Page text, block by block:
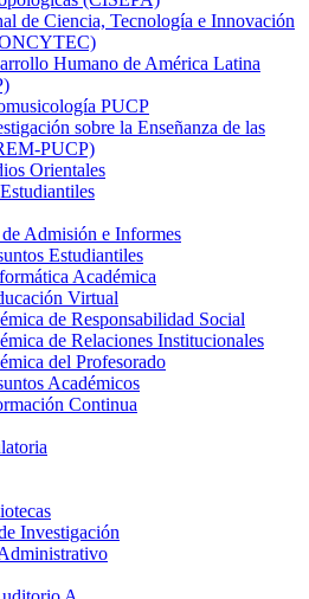
de Ciencia, Tecnología e Innovación
Humano de América Latina
PUCP
sobre la Enseñanza de las
PUCP)
Orientales
Admisión e Informes
Estudiantiles
Académica
Virtual
de Responsabilidad Social
de Relaciones Institucionales
del Profesorado
Académicos
Continua
Investigación